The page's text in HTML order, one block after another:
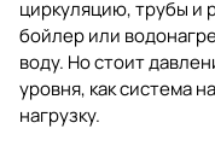
циркуляцию, трубы и
бойлер или
воду. Но стоит
уровня, как система
нагрузку.